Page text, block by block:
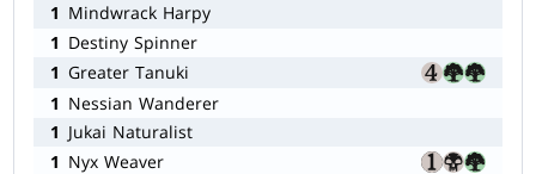
1 Mindwrack Harpy
1 Destiny Spinner
1 Greater Tanuki
1 Nessian Wanderer
1 Jukai Naturalist
1 Nyx Weaver